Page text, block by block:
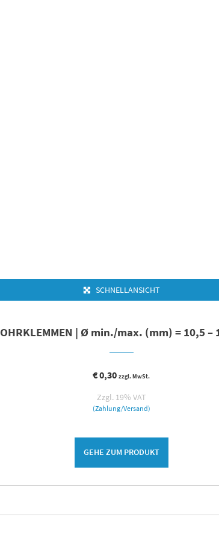
SCHNELLANSICHT
OHRKLEMMEN | Ø min./max. (mm) = 10,5 –
€0,30 zzgl. MwSt.
Zzgl. 19% VAT
(Zahlung/Versand)
GEHE ZUM PRODUKT